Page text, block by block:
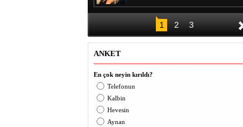
DÜĞÜNÜN ALKIŞI BİR GECE,
BORCU KAÇ YIL?
Halil EL
Vermek (Mahbo) ve Almak
(Masbo): Anlayış ve Bilinç
1 2 3
ANKET
En çok neyin kırıldı?
Telefonun
Kalbin
Hevesin
Aynan